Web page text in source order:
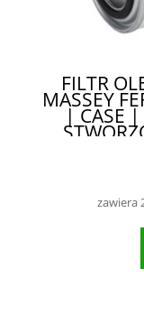
FILTR
MASSEY
| CASE
zawiera